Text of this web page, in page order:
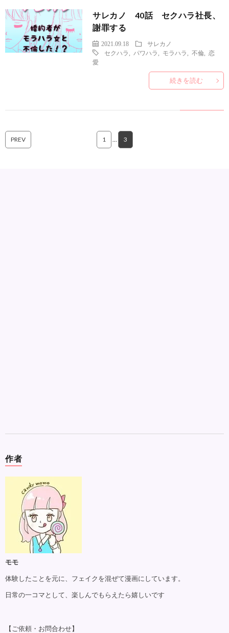
サレカノ 40話 セクハラ社長、
謝罪する
2021.09.18
サレカノ
セクハラ
パワハラ モラハラ ,不倫 ,恋
愛
続きを読む
PREV 1 … 3
作者
モモ
体験したことを元に、フェイクを混ぜて漫画にしています。
日常の一コマとして、楽しんでもらえたら嬉しいです
【ご依頼・お問合わせ】